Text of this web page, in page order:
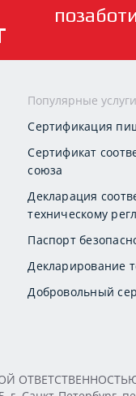
Популярные услуги
Сертификация
Сертификат
союза
Декларация
техническому
Паспорт
Декларирование
Добровольный
ОТВЕТСТВЕННОСТЬЮ